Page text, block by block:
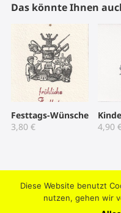
Das könnte Ihnen
Festtags-Wünsche
3,80 €
4,90
2004-2026 © Umtriebpresse .
Diese Website benutzt
nutzen, gehen wir